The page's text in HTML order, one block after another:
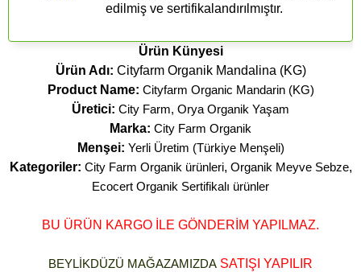
edilmiş ve sertifikalandırılmıştır.
Ürün Künyesi
Ürün Adı: Cityfarm Organik Mandalina (KG)
Product Name: Cityfarm Organic Mandarin (KG)
Üretici: City Farm, Orya Organik Yaşam
Marka: City Farm Organik
Menşei: Yerli Üretim (Türkiye Menşeli)
Kategoriler: City Farm Organik ürünleri, Organik Meyve Sebze,
Ecocert Organik Sertifikalı ürünler
BU ÜRÜN KARGO İLE GÖNDERİM YAPILMAZ.
BEYLİKDÜZÜ MAĞAZAMIZDA SATIŞI YAPILIR